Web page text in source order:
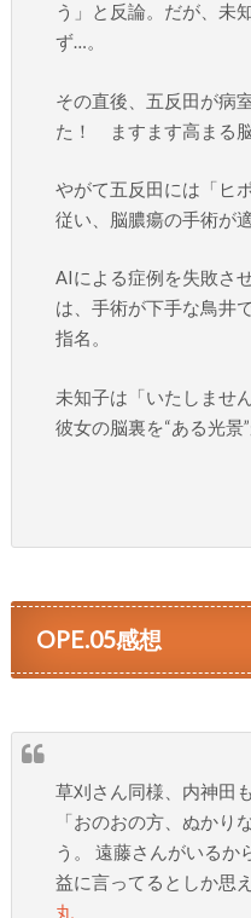
う」と反論。だが、未
ず…。
その直後、五反田が病
た！ ますます高まる
やがて五反田には「ヒ
従い、脳膿瘍の手術が
AIによる症例を失敗さ
は、手術が下手な鳥井
指名。
未知子は「いたしませ
彼女の脳裏を“ある光景
OPE.05感想
草刈さん同様、内神田
「おのおの方、ぬかり
う。 遠藤さんがいるか
益に言ってるとしか思
丸